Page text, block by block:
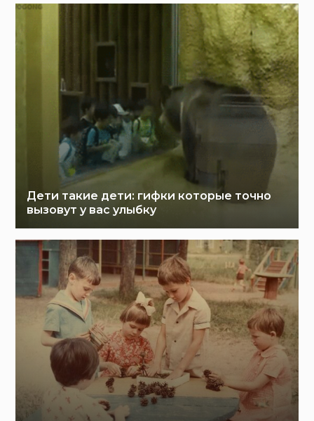
Дети такие дети: гифки которые точно
вызовут у вас улыбку